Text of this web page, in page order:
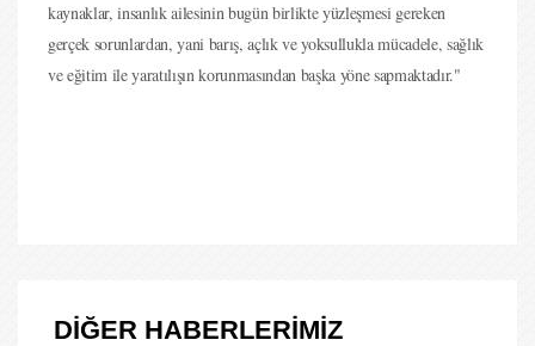
kaynaklar, insanlık ailesinin bugün birlikte yüzleşmesi gereken
gerçek sorunlardan, yani barış, açlık ve yoksullukla mücadele, sağlık
ve eğitim ile yaratılışın korunmasından başka yöne sapmaktadır."
DİĞER HABERLERİMİZ